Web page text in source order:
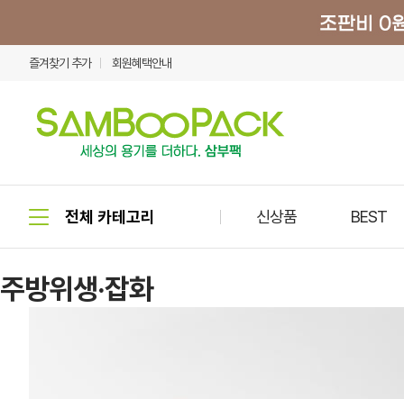
즐겨찾기 추가 회원혜택안내
신상품 BEST
주방위생·잡화